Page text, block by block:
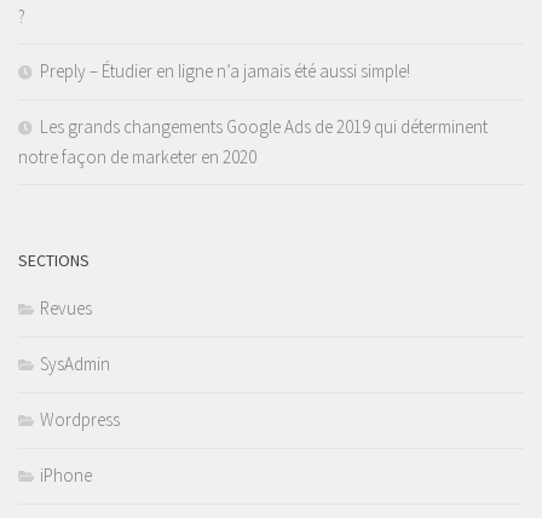
?
Preply – Étudier en ligne n’a jamais été aussi simple!
Les grands changements Google Ads de 2019 qui déterminent
notre façon de marketer en 2020
SECTIONS
Revues
SysAdmin
Wordpress
iPhone